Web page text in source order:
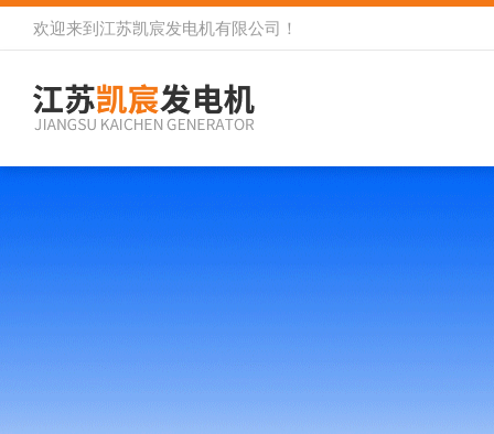
欢迎来到 江苏凯宸发电机有限公司 ！